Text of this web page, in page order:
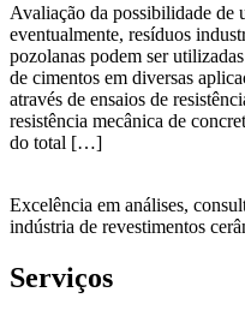
Avaliação da possibilidade de
eventualmente, resíduos
pozolanas podem ser
de cimentos em diversas
através de ensaios de
resistência mecânica de
do total […]
Excelência em análises,
indústria de revestimentos
Serviços